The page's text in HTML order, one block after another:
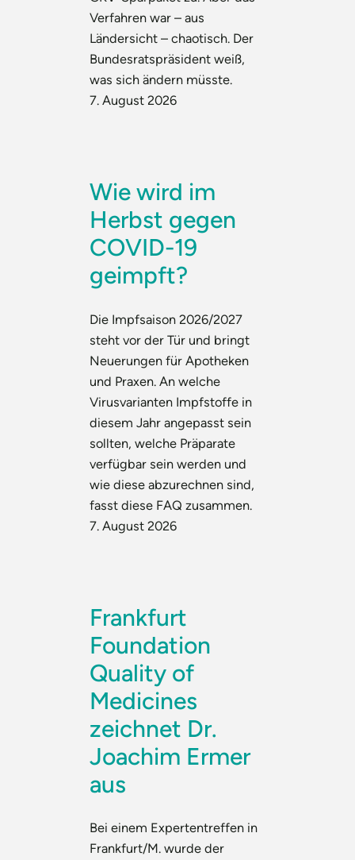
Verfahren war – aus
Ländersicht – chaotisch. Der
Bundesratspräsident weiß,
was sich ändern müsste.
7. August 2026
Wie wird im
Herbst gegen
COVID-19
geimpft?
Die Impfsaison 2026/2027
steht vor der Tür und bringt
Neuerungen für Apotheken
und Praxen. An welche
Virusvarianten Impfstoffe in
diesem Jahr angepasst sein
sollten, welche Präparate
verfügbar sein werden und
wie diese abzurechnen sind,
fasst diese FAQ zusammen.
7. August 2026
Frankfurt
Foundation
Quality of
Medicines
zeichnet Dr.
Joachim Ermer
aus
Bei einem Expertentreffen in
Frankfurt/M. wurde der